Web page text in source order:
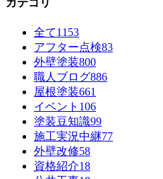
全て1153
アフター点検83
外壁塗装800
職人ブログ886
屋根塗装661
イベント 106
塗装豆知識99
施工実況中継77
外壁改修58
資格紹介18